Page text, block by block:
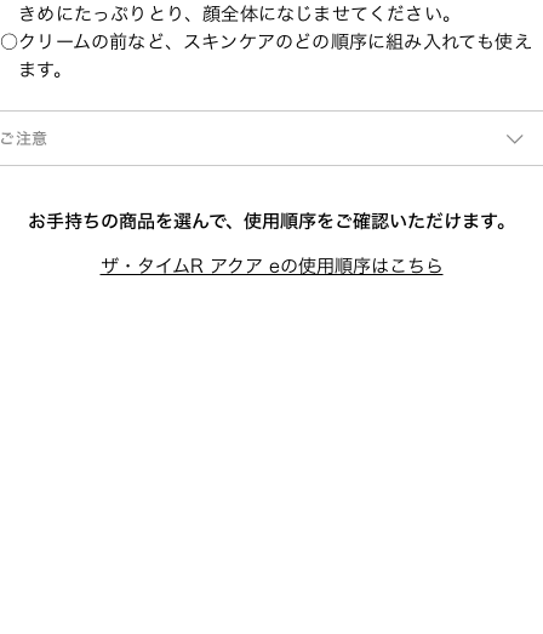
きめにたっぷりとり、顔全体になじませてください。
クリームの前など、スキンケアのどの順序に組み入れても使え
ます。
ご注意
お手持ちの商品を選んで、使用順序をご確認いただけます。
ザ・タイムR アクア eの使用順序はこちら